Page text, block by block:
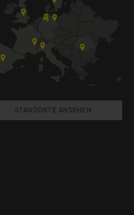
STANDORTE ANSEHEN